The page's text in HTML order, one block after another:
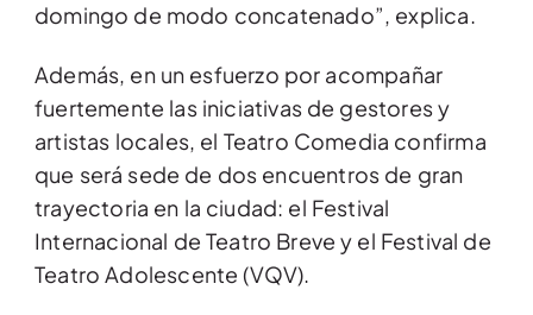
domingo de modo concatenado”, explica.
Además, en un esfuerzo por acompañar
fuertemente las iniciativas de gestores y
artistas locales, el Teatro Comedia confirma
que será sede de dos encuentros de gran
trayectoria en la ciudad: el Festival
Internacional de Teatro Breve y el Festival de
Teatro Adolescente (VQV).